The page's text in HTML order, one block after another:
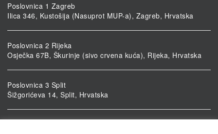
Poslovnica 1 Zagreb
Ilica 346, Kustošija (Nasuprot MUP-a), Zagreb, Hrvatska
Poslovnica 2 Rijeka
Osječka 67B, Škurinje (sivo crvena kuća), Rijeka, Hrvatska
Poslovnica 3 Split
Šižgorićeva 14, Split, Hrvatska